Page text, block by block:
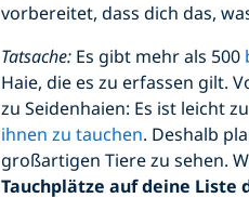
vorbereitet, dass dich das,
Tatsache: Es gibt mehr als 500
Haie, die es zu erfassen gilt.
zu Seidenhaien: Es ist leicht
ihnen zu tauchen. Deshalb
großartigen Tiere zu sehen.
Tauchplätze auf deine Liste